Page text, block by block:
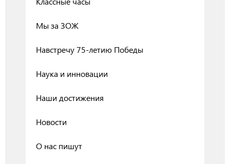
Мы за ЗОЖ
Навстречу 75-летию Победы
Наука и инновации
Наши достижения
Новости
О нас пишут